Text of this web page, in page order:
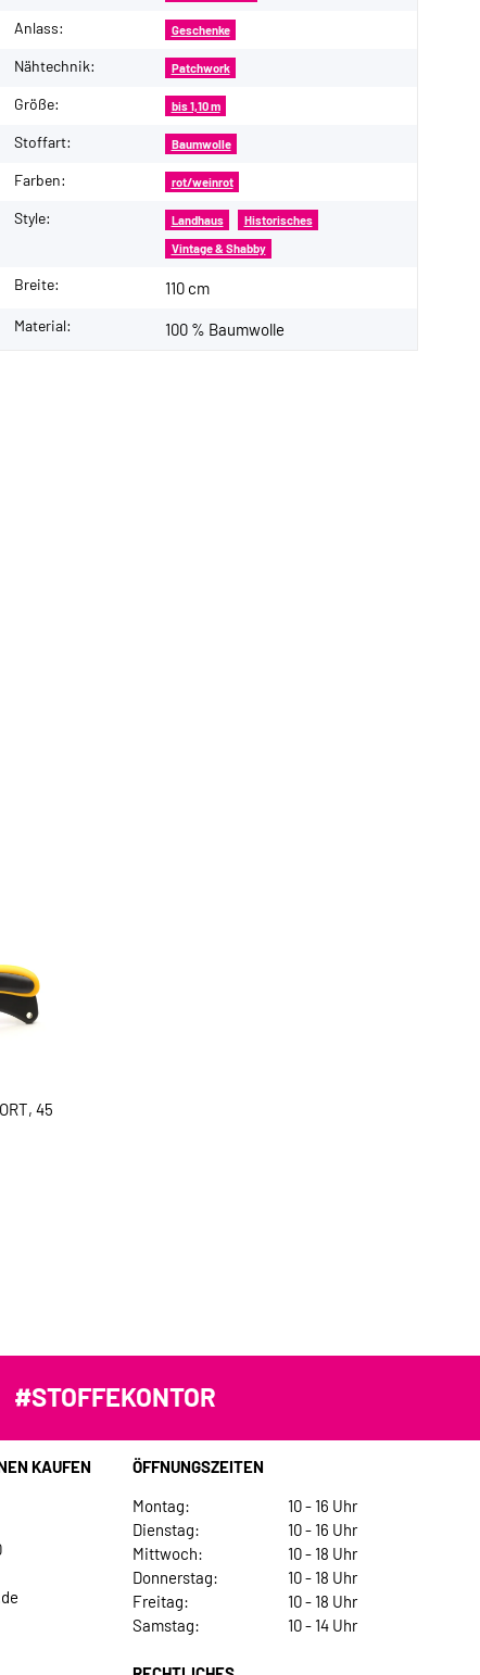
Anlass: Geschenke
Nähtechnik: Patchwork
Größe: bis 1,10 m
Stoffart: Baumwolle
Farben: rot/weinrot
Style: Landhaus Historisches
Vintage & Shabby
Breite: 110 cm
Material: 100 % Baumwolle
45
#STOFFEKONTOR
KAUFEN
ÖFFNUNGSZEITEN
Montag:
10 - 16 Uhr
Dienstag:
10 - 16 Uhr
Mittwoch:
10 - 18 Uhr
Donnerstag:
10 - 18 Uhr
Freitag:
10 - 18 Uhr
Samstag:
10 - 14 Uhr